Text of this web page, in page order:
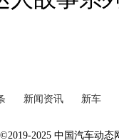
新闻资讯 新车
©2019-2025 中国汽车动态